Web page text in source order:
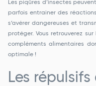
Les piqûres d’insectes
parfois entrainer des
s’avérer dangereuses et
protéger. Vous retrouverez
compléments alimentaires
optimale !
Les